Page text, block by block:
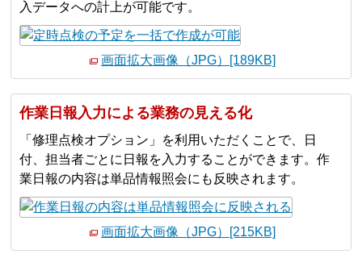
入データへの計上が可能です。
画面拡大画像（JPG）[189KB]
作業日報入力による業務の見える化
「修理点検オプション」を利用いただくことで、日
付、担当者ごとに日報を入力することができます。作
業日報の内容は単品情報照会にも反映されます。
画面拡大画像（JPG）[215KB]